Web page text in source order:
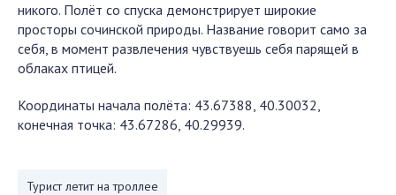
никого. Полёт со спуска демонстрирует широкие
просторы сочинской природы. Название говорит само за
себя, в момент развлечения чувствуешь себя парящей в
облаках птицей.
Координаты начала полёта: 43.67388, 40.30032,
конечная точка: 43.67286, 40.29939.
Турист летит на троллее